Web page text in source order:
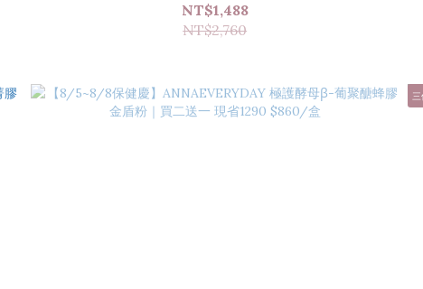
NT$1,488
NT$2,760